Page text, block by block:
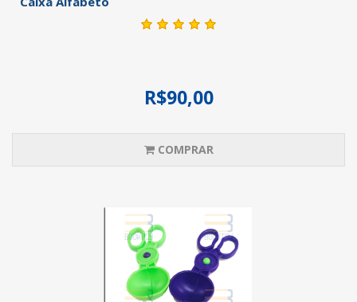
R$90,00
COMPRAR